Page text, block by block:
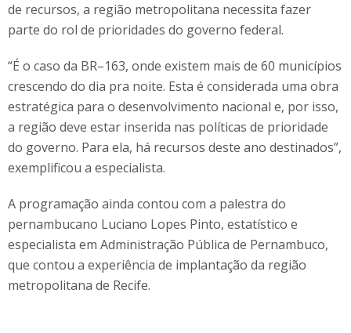
de recursos, a região metropolitana necessita fazer
parte do rol de prioridades do governo federal.
“É o caso da BR–163, onde existem mais de 60 municípios
crescendo do dia pra noite. Esta é considerada uma obra
estratégica para o desenvolvimento nacional e, por isso,
a região deve estar inserida nas políticas de prioridade
do governo. Para ela, há recursos deste ano destinados”,
exemplificou a especialista.
A programação ainda contou com a palestra do
pernambucano Luciano Lopes Pinto, estatístico e
especialista em Administração Pública de Pernambuco,
que contou a experiência de implantação da região
metropolitana de Recife.